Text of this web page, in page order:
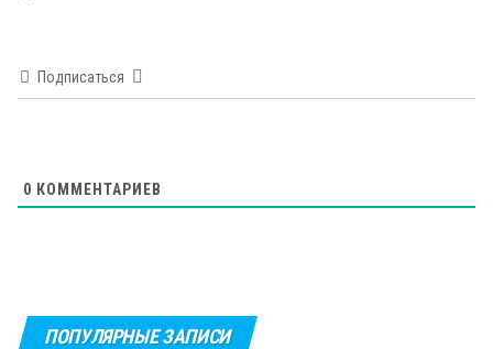
Подписаться
0 КОММЕНТАРИЕВ
ПОПУЛЯРНЫЕ ЗАПИСИ